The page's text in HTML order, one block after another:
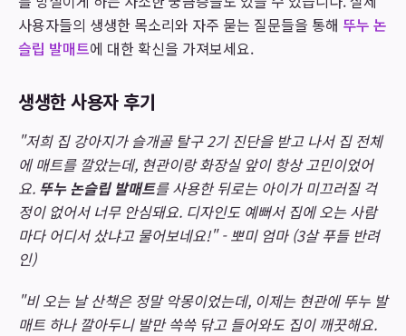
사용자들의 생생한 목소리와 자주 묻는 질문들을 통해 뚜누 논
슬립 발매트에 대한 확신을 가져보세요.
생생한 사용자 후기
"저희 집 강아지가 슬개골 탈구 2기 진단을 받고 나서 집 전체
에 매트를 깔았는데, 현관이랑 화장실 앞이 항상 고민이었어
요. 뚜누 논슬립 발매트를 사용한 뒤로는 아이가 미끄러질 걱
정이 없어서 너무 안심돼요. 디자인도 예뻐서 집에 오는 사람
마다 어디서 샀냐고 물어보네요!" - 뽀미 엄마 (3살 푸들 반려
인)
"비 오는 날 산책은 정말 악몽이었는데, 이제는 현관에 뚜누 발
매트 하나 깔아두니 발만 쓱쓱 닦고 들어와도 집이 깨끗해요.